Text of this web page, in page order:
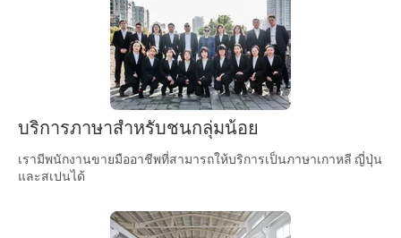
บริการภาษาสำหรับชนกลุ่มน้อย
เรามีพนักงานขายมืออาชีพที่สามารถให้บริการเป็นภาษาเกาหลี ญี่ปุ่น
และสเปนได้